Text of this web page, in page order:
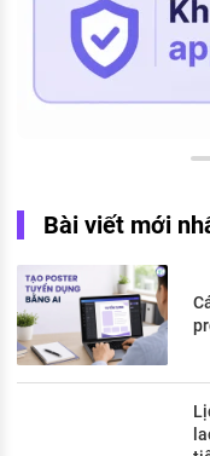
Bài viết mới